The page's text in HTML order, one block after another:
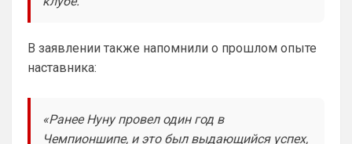
В заявлении также напомнили о прошлом опыте
наставника:
«Ранее Нуну провел один год в
Чемпионшипе, и это был выдающийся успех,
и нужно, но мы это умеем. И систему
Канонир• 20:29
Ответ для Аристократ
я могу аналогично Вас пригласить и
похвалиться прошлым, богатым